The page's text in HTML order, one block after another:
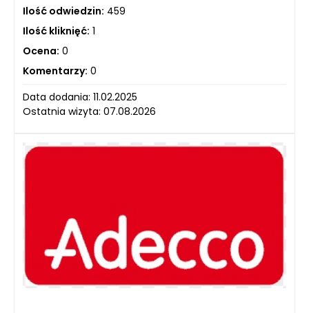
Ilość odwiedzin: 459
Ilość kliknięć: 1
Ocena: 0
Komentarzy: 0
Data dodania: 11.02.2025
Ostatnia wizyta: 07.08.2026